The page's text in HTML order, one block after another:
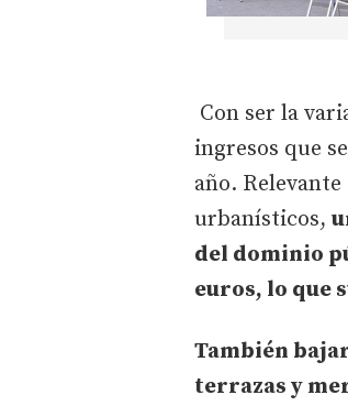
Con ser la
ingresos que
año.
urbanísticos,
del dominio
euros, lo que
También
terrazas y